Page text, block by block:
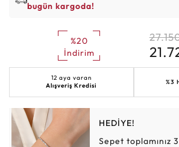
bugün kargoda!
%20
İndirim
12 aya varan
Alışveriş Kredisi
%3
HEDİYE!
Sepet toplamınız